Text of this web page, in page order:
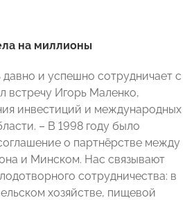
на миллионы
давно и успешно сотрудничает с
встречу Игорь Маленко,
инвестиций и международных
– В 1998 году было
о партнёрстве между
и Минском. Нас связывают
сотрудничества: в
хозяйстве, пищевой